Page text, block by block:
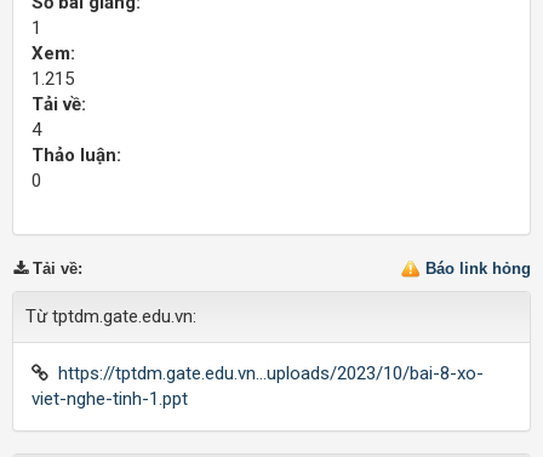
1
Xem:
1.215
Tải về:
4
Thảo luận:
0
Báo link hỏng
Tải về:
Từ tptdm.gate.edu.vn:
https://tptdm.gate.edu.vn...uploads/2023/10/bai-8-xo-
viet-nghe-tinh-1.ppt